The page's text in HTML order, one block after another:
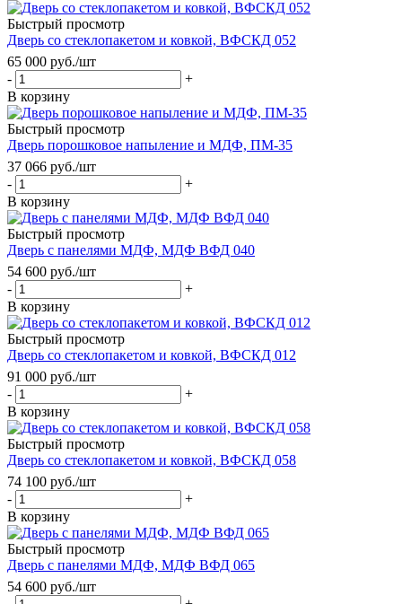
Быстрый просмотр
Дверь со стеклопакетом и ковкой, ВФСКД 052
65 000 руб./шт
-
+
В корзину
Быстрый просмотр
Дверь порошковое напыление и МДФ, ПМ-35
37 066 руб./шт
-
+
В корзину
Быстрый просмотр
Дверь с панелями МДФ, МДФ ВФД 040
54 600 руб./шт
-
+
В корзину
Быстрый просмотр
Дверь со стеклопакетом и ковкой, ВФСКД 012
91 000 руб./шт
-
+
В корзину
Быстрый просмотр
Дверь со стеклопакетом и ковкой, ВФСКД 058
74 100 руб./шт
-
+
В корзину
Быстрый просмотр
Дверь с панелями МДФ, МДФ ВФД 065
54 600 руб./шт